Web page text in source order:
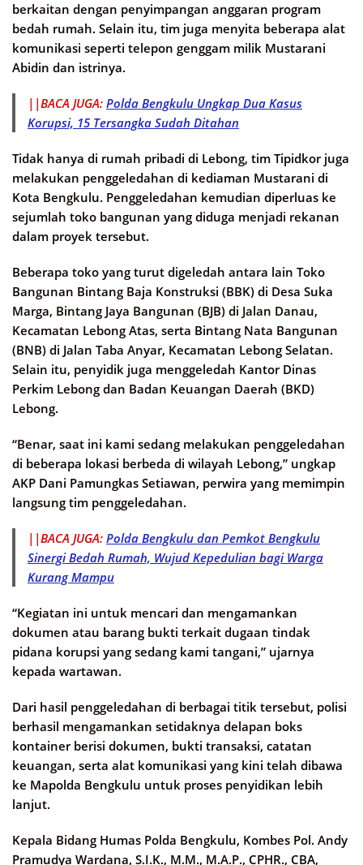
berkaitan dengan penyimpangan anggaran program
bedah rumah. Selain itu, tim juga menyita beberapa alat
komunikasi seperti telepon genggam milik Mustarani
Abidin dan istrinya.
||BACA JUGA: Polda Bengkulu Ungkap Dua Kasus
Korupsi, 15 Tersangka Sudah Ditahan
Tidak hanya di rumah pribadi di Lebong, tim Tipidkor juga
melakukan penggeledahan di kediaman Mustarani di
Kota Bengkulu. Penggeledahan kemudian diperluas ke
sejumlah toko bangunan yang diduga menjadi rekanan
dalam proyek tersebut.
Beberapa toko yang turut digeledah antara lain Toko
Bangunan Bintang Baja Konstruksi (BBK) di Desa Suka
Marga, Bintang Jaya Bangunan (BJB) di Jalan Danau,
Kecamatan Lebong Atas, serta Bintang Nata Bangunan
(BNB) di Jalan Taba Anyar, Kecamatan Lebong Selatan.
Selain itu, penyidik juga menggeledah Kantor Dinas
Perkim Lebong dan Badan Keuangan Daerah (BKD)
Lebong.
“Benar, saat ini kami sedang melakukan penggeledahan
di beberapa lokasi berbeda di wilayah Lebong,” ungkap
AKP Dani Pamungkas Setiawan, perwira yang memimpin
langsung tim penggeledahan.
||BACA JUGA: Polda Bengkulu dan Pemkot Bengkulu
Sinergi Bedah Rumah, Wujud Kepedulian bagi Warga
Kurang Mampu
“Kegiatan ini untuk mencari dan mengamankan
dokumen atau barang bukti terkait dugaan tindak
pidana korupsi yang sedang kami tangani,” ujarnya
kepada wartawan.
Dari hasil penggeledahan di berbagai titik tersebut, polisi
berhasil mengamankan setidaknya delapan boks
kontainer berisi dokumen, bukti transaksi, catatan
keuangan, serta alat komunikasi yang kini telah dibawa
ke Mapolda Bengkulu untuk proses penyidikan lebih
lanjut.
Kepala Bidang Humas Polda Bengkulu, Kombes Pol. Andy
Pramudya Wardana, S.I.K., M.M., M.A.P., CPHR., CBA,